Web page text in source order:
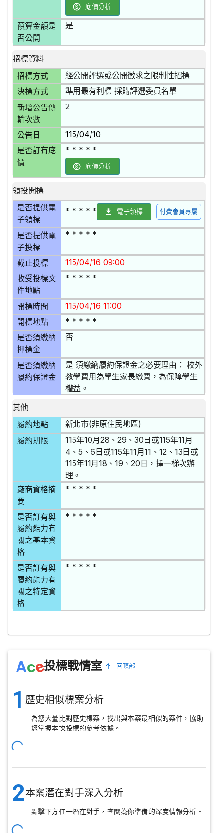
底價分析
預算金額是
否公開
是
招標資料
招標方式
經公開評選或公開徵求之限制性招標
決標方式 準用最有利標 採購評選委員名單
新增公告傳
輸次數
2
公告日 115/04/10
是否訂有底
價
* * * * *
底價分析
領投開標
是否提供電
子領標
* * * * * 電子領標 付費會員專屬
是否提供電
子投標
* * * * *
截止投標 115/04/16 09:00
收受投標文
件地點
* * * * *
開標時間 115/04/16 11:00
開標地點 * * * * *
是否須繳納
押標金
否
是否須繳納
履約保證金
是 須繳納履約保證金之必要理由： 校外
教學費用為學生家長繳費，為保障學生
權益。
其他
履約地點
新北市(非原住民地區)
履約期限
115年10月28、29、30日或115年11月
4、5、6日或115年11月11、12、13日或
115年11月18、19、20日，擇一梯次辦
理。
廠商資格摘
要
* * * * *
是否訂有與
履約能力有
關之基本資
格
* * * * *
是否訂有與
履約能力有
關之特定資
格
* * * * *
Ace投標戰情室 回頂部
1 歷史相似標案分析
為您大量比對歷史標案，找出與本案最相似的案件，協助
您掌握本次投標的參考依據。
2本案潛在對手深入分析
點擊下方任一潛在對手，查閱為你準備的深度情報分析。